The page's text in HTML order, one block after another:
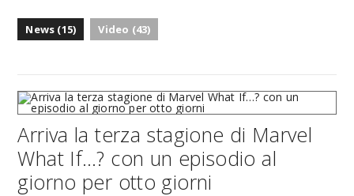
NETFLIX SADIE SINK STAR TREK: STRANGE NEW WORLDS
News (15) Video (43)
Arriva la terza stagione di Marvel
What If…? con un episodio al
giorno per otto giorni